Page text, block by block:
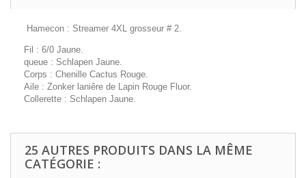
Hamecon : Streamer 4XL grosseur # 2.
Fil : 6/0 Jaune.
queue : Schlapen Jaune.
Corps : Chenille Cactus Rouge.
Aile : Zonker laniêre de Lapin Rouge Fluor.
Collerette : Schlapen Jaune.
25 AUTRES PRODUITS DANS LA MÊME
CATÉGORIE :